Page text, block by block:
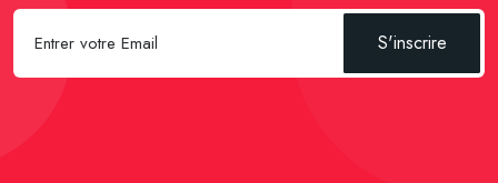
S'inscrire